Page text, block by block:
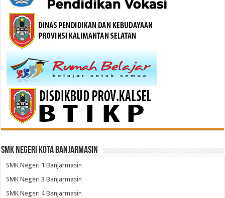
SMK Negeri Kota Banjarmasin
SMK Negeri 1 Banjarmasin
SMK Negeri 3 Banjarmasin
SMK Negeri 4 Banjarmasin